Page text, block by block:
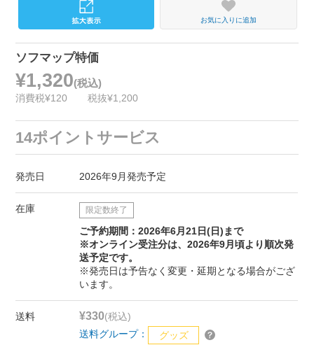
お気に入りに追加
ソフマップ特価
¥1,320(税込)
消費税¥120 税抜¥1,200
14ポイントサービス
発売日 2026年9月発売予定
在庫 限定数終了
ご予約期間：2026年6月21日(日)まで
※オンライン受注分は、2026年9月頃より順次発
送予定です。
※発売日は予告なく変更・延期となる場合がござ
います。
送料 ¥330(税込)
送料グループ：
グッズ